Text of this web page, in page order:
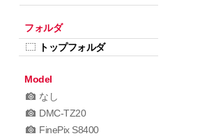
フォルダ
トップフォルダ
Model
なし
DMC-TZ20
FinePix S8400